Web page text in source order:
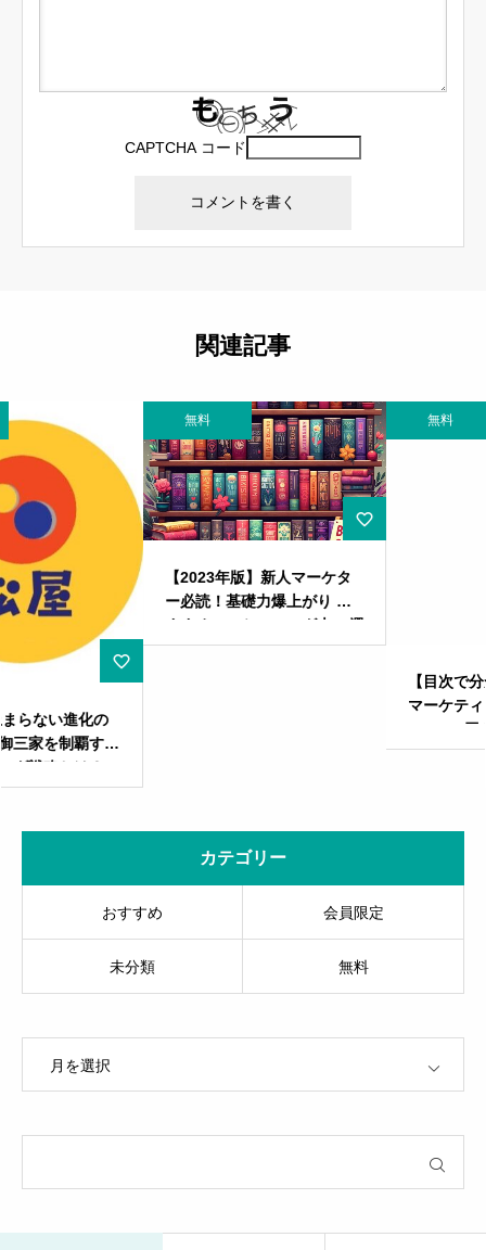
CAPTCHA コード
関連記事
無料
【2023年版】新人マーケタ
ー必読！基礎力爆上がり お
すすめマーケティング本10選
無料
【目次で分かる】ダイソーの
マーケティング攻略大全
が「選ばれる」理由と進化の
カテゴリー
おすすめ 会員限定
未分類 無料